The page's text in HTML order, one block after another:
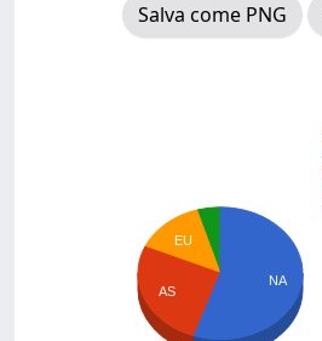
Salva come PNG
EU
AS
NA